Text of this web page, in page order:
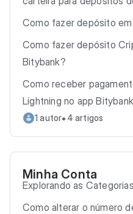
Como fazer depósito
Como fazer depósito
Bitybank?
Como receber
Lightning no app
1 autor• 4 artigos
Minha Conta
Explorando as
Como alterar o número